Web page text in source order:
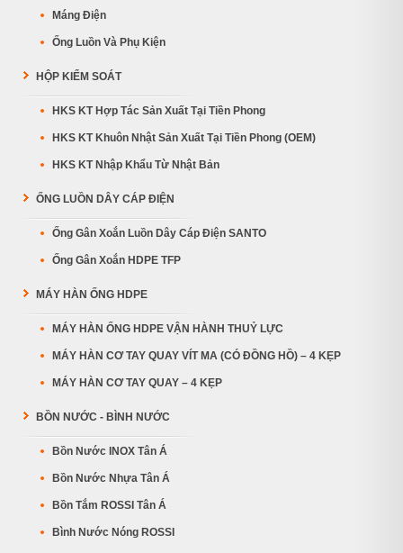
Máng Điện
Ống Luồn Và Phụ Kiện
HỘP KIỂM SOÁT
HKS KT Hợp Tác Sản Xuất Tại Tiền Phong
HKS KT Khuôn Nhật Sản Xuất Tại Tiền Phong (OEM)
HKS KT Nhập Khẩu Từ Nhật Bản
ỐNG LUỒN DÂY CÁP ĐIỆN
Ống Gân Xoắn Luồn Dây Cáp Điện SANTO
Ống Gân Xoắn HDPE TFP
MÁY HÀN ỐNG HDPE
MÁY HÀN ỐNG HDPE VẬN HÀNH THUỶ LỰC
MÁY HÀN CƠ TAY QUAY VÍT MA (CÓ ĐỒNG HỒ) – 4 KẸP
MÁY HÀN CƠ TAY QUAY – 4 KẸP
BỒN NƯỚC - BÌNH NƯỚC
Bồn Nước INOX Tân Á
Bồn Nước Nhựa Tân Á
Bồn Tắm ROSSI Tân Á
Bình Nước Nóng ROSSI